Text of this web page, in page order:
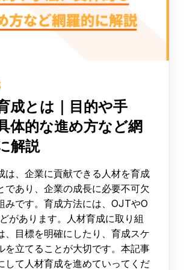
成とは｜目的や手
体的な進め方など網
解説
は、企業に貢献できる人材を育成
であり、企業の成長に必要不可欠
みです。育成方法には、OJTやO
があります。人材育成に取り組
、目標を明確にしたり、育成スケ
を立てることが大切です。本記事
して人材育成を進めていってくだ